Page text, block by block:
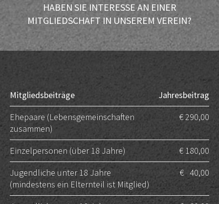
HABEN SIE INTERESSE AN EINER
MITGLIEDSCHAFT IN UNSEREM VEREIN?
Mitgliedsbeiträge
Jahresbeitrag
Ehepaare (Lebensgemeinschaften
zusammen)
€ 290,00
Einzelpersonen (über 18 Jahre)
€ 180,00
Jugendliche unter 18 Jahre
(mindestens ein Elternteil ist Mitglied)
€ 40,00